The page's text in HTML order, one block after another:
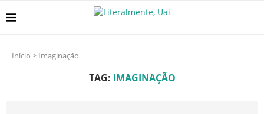
Início > Imaginação
TAG: IMAGINAÇÃO